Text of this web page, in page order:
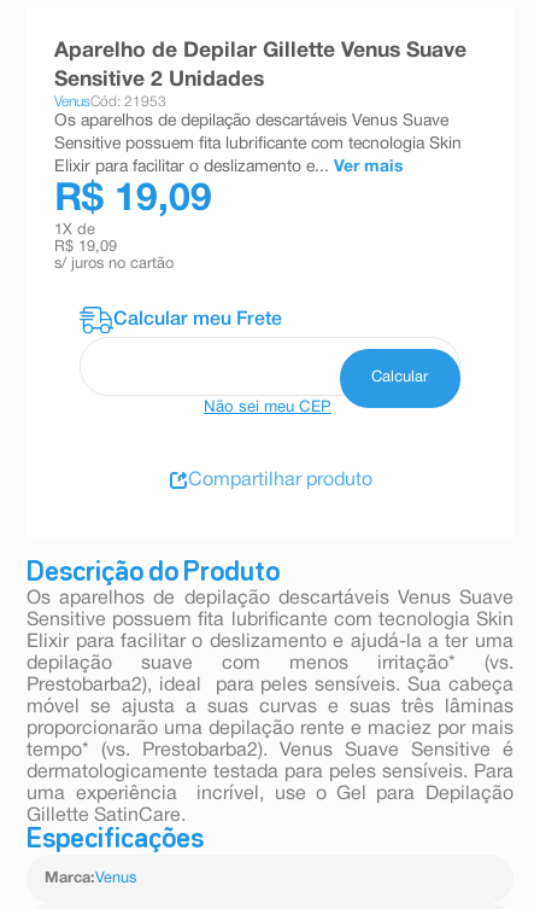
Descrição do Produto
Os aparelhos de depilação descartáveis Venus Suave
Sensitive possuem fita lubrificante com tecnologia Skin
Elixir para facilitar o deslizamento e ajudá-la a ter uma
depilação suave com menos irritação* (vs.
Prestobarba2), ideal para peles sensíveis. Sua cabeça
móvel se ajusta a suas curvas e suas três lâminas
proporcionarão uma depilação rente e maciez por mais
tempo* (vs. Prestobarba2). Venus Suave Sensitive é
dermatologicamente testada para peles sensíveis. Para
uma experiência incrível, use o Gel para Depilação
Gillette SatinCare.
Especificações
Marca:Venus
Aparelho de Depilar Gillette Venus Suave
Sensitive 2 Unidades
VenusCód: 21953
Os aparelhos de depilação descartáveis Venus Suave
Sensitive possuem fita lubrificante com tecnologia Skin
Elixir para facilitar o deslizamento e... Ver mais
R$ 19,09
1 X de
R$ 19,09
s/ juros no cartão
Não sei meu CEP
Compartilhar produto
esmalte
ºabsorvente